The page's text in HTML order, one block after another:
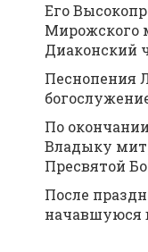
Его
Мирожского
Диаконский
Песнопения
По
Владыку
Пресвятой
После
начавшуюся